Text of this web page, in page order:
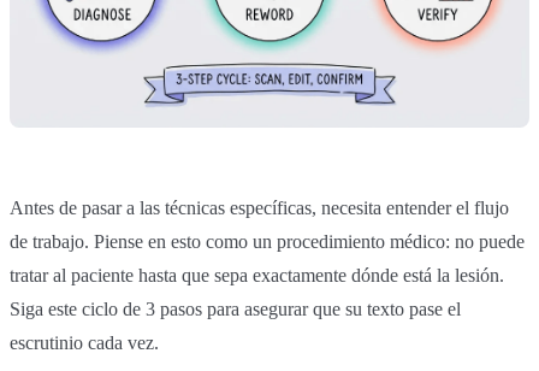
Antes de pasar a las técnicas específicas, necesita entender el flujo
de trabajo. Piense en esto como un procedimiento médico: no puede
tratar al paciente hasta que sepa exactamente dónde está la lesión.
Siga este ciclo de 3 pasos para asegurar que su texto pase el
escrutinio cada vez.